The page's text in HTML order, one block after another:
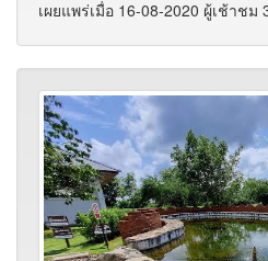
เผยแพร่เมื่อ 16-08-2020 ผู้เช้าชม